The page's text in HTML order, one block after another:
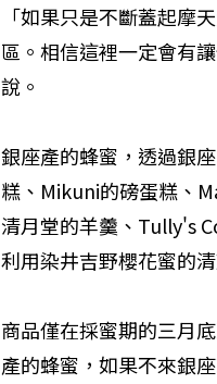
「如果只是不斷蓋起摩
區。相信這裡一定會有
說。
銀座產的蜂蜜，透過銀
糕、Mikuni的磅蛋糕、
清月堂的羊羹、Tully's
利用染井吉野櫻花蜜的
商品僅在採蜜期的三月
產的蜂蜜，如果不來銀